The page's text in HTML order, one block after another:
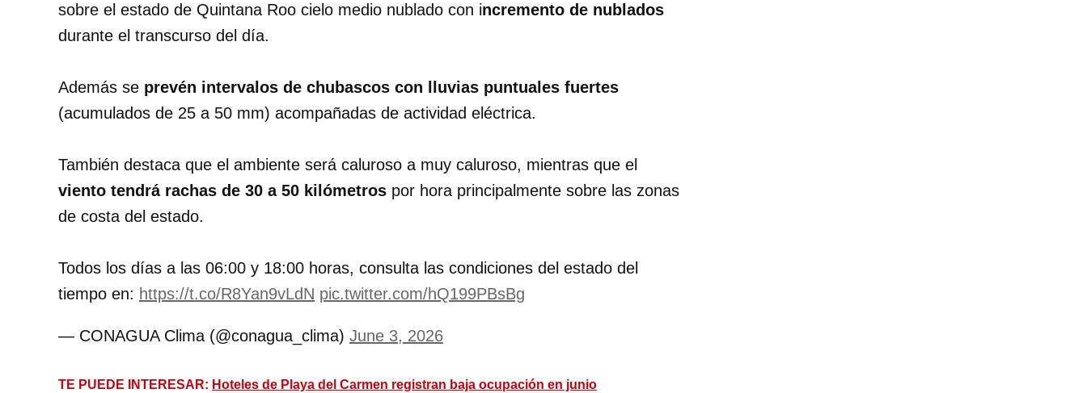
sobre el estado de Quintana Roo cielo medio nublado con incremento de nublados
durante el transcurso del día.
Además se prevén intervalos de chubascos con lluvias puntuales fuertes
(acumulados de 25 a 50 mm) acompañadas de actividad eléctrica.
También destaca que el ambiente será caluroso a muy caluroso, mientras que el
viento tendrá rachas de 30 a 50 kilómetros por hora principalmente sobre las zonas
de costa del estado.
Todos los días a las 06:00 y 18:00 horas, consulta las condiciones del estado del
tiempo en: https://t.co/R8Yan9vLdN pic.twitter.com/hQ199PBsBg
— CONAGUA Clima (@conagua_clima) June 3, 2026
TE PUEDE INTERESAR: Hoteles de Playa del Carmen registran baja ocupación en junio